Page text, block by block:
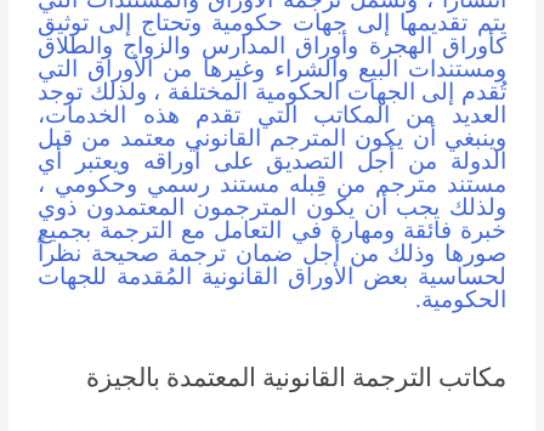
يتم تقديمها إلى جهات حكومية وتحتاج إلى توثيق
كأوراق الهجرة وأوراق المدارس والزواج والطلاق
ومستندات البيع والشراء وغيرها من الأوراق التي
تُقدم إلى الجهات الحكومية المختلفة ، ولذلك توجد
العديد من المكاتب التي تقدم هذه الخدمات،
وينبغي أن يكون المترجم القانوني معتمد من قبل
الدولة من أجل التصديق على أوراقه ويعتبر أي
مستند مترجم من قِبله مستند رسمي وحكومي ،
ولذلك يجب أن يكون المترجمون المعتمدون ذوي
خبرة فائقة ومهارة في التعامل مع الترجمة بجميع
صورها وذلك من أجل ضمان ترجمة صحيحة نظراً
لحساسية بعض الأوراق القانونية المُقدمة للجهات
الحكومية.
مكاتب الترجمة القانونية المعتمدة بالجيزة